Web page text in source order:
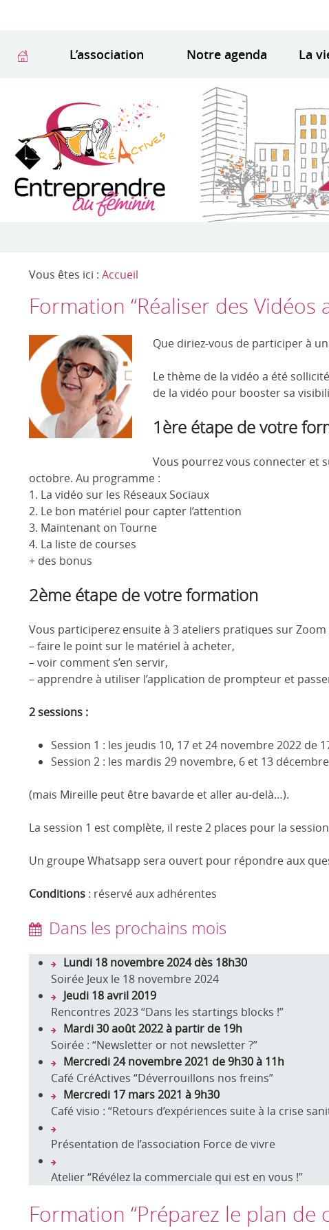
L’association Notre agenda La
Vous êtes ici : Accueil
Formation “Réaliser des Vidéos
Que diriez-vous de participer à
Le thème de la vidéo a été
de la vidéo pour booster sa
1ère étape de votre
Vous pourrez vous connecter et
octobre. Au programme :
1. La vidéo sur les Réseaux Sociaux
2. Le bon matériel pour capter l’attention
3. Maintenant on Tourne
4. La liste de courses
+ des bonus
2ème étape de votre formation
Vous participerez ensuite à 3 ateliers pratiques sur
– faire le point sur le matériel à acheter,
– voir comment s’en servir,
– apprendre à utiliser l’application de prompteur et
2 sessions :
Session 1 : les jeudis 10, 17 et 24 novembre 2022 de
Session 2 : les mardis 29 novembre, 6 et 13
(mais Mireille peut être bavarde et aller au-delà…).
La session 1 est complète, il reste 2 places pour la
Un groupe Whatsapp sera ouvert pour répondre aux
Conditions : réservé aux adhérentes
Dans les prochains mois
Lundi 18 novembre 2024 dès 18h30
Soirée Jeux le 18 novembre 2024
Jeudi 18 avril 2019
Rencontres 2023 “Dans les startings blocks !”
Mardi 30 août 2022 à partir de 19h
Soirée : “Newsletter or not newsletter ?”
Mercredi 24 novembre 2021 de 9h30 à 11h
Café CréActives “Déverrouillons nos freins”
Mercredi 17 mars 2021 à 9h30
Café visio : “Retours d’expériences suite à la crise
Présentation de l’association Force de vivre
Atelier “Révélez la commerciale qui est en vous​ !”
Formation “Préparez le plan de